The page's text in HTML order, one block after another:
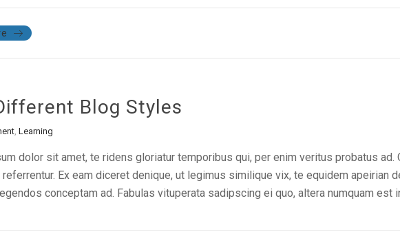
Blog Styles
, Learning
dolor sit amet, te ridens gloriatur temporibus qui, per enim veritus probatus ad.
Ex eam diceret denique, ut legimus similique vix, te equidem apeirian
conceptam ad. Fabulas vituperata sadipscing ei quo, altera numquam est